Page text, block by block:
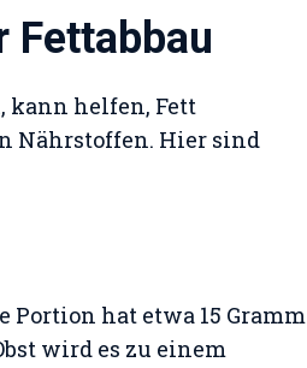
Fettabbau
kann helfen, Fett
Nährstoffen. Hier sind
hat etwa 15 Gramm
wird es zu einem